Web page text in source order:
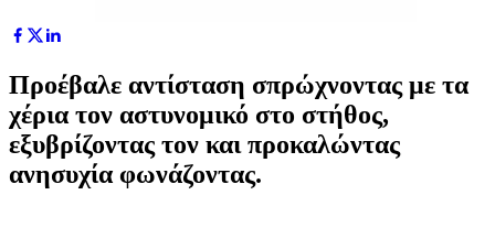
Προέβαλε αντίσταση σπρώχνοντας με τα
χέρια τον αστυνομικό στο στήθος,
εξυβρίζοντας τον και προκαλώντας
ανησυχία φωνάζοντας.